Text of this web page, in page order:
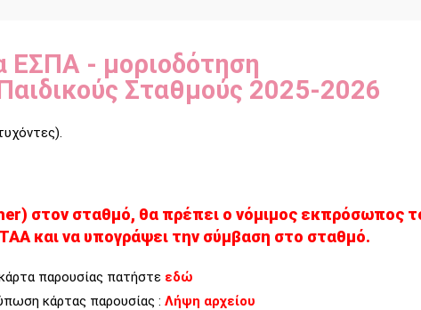
ΕΣΠΑ - μοριοδότηση
Σταθμούς 2025-2026
στον σταθμό, θα πρέπει ο νόμιμος εκπρόσωπος
και να υπογράψει την σύμβαση στο σταθμό.
παρουσίας πατήστε εδώ
κάρτας παρουσίας : Λήψη αρχείου